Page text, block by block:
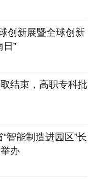
创新展暨全球创新
日”
结束，高职专科批
智能制造进园区”长
办